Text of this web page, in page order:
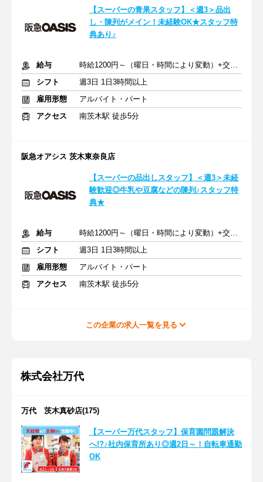
【スーパーの青果スタッフ】＜週3＞品出
し・陳列がメイン！未経験OK★スタッフ特
典あり♪
給与
時給1200円～（曜日・時間により変動）+交通費
シフト
週3日 1日3時間以上
雇用形態
アルバイト・パート
アクセス
南茨木駅 徒歩5分
阪急オアシス 茨木東奈良店
【スーパーの品出しスタッフ】＜週3＞未経
験歓迎◎牛乳や豆腐などの陳列♪スタッフ特
典★
給与
時給1200円～（曜日・時間により変動）+交通費
シフト
週3日 1日3時間以上
雇用形態
アルバイト・パート
アクセス
南茨木駅 徒歩5分
この企業の求人一覧を見る
株式会社万代
万代 茨木真砂店(175)
【スーパー万代スタッフ】保育園問題解決
へ!?♪社内保育所あり◎週2日～！自転車通勤
OK